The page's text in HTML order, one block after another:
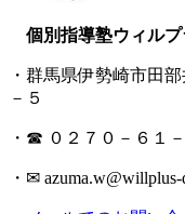
個別指導塾ウィルプ
・群馬県伊勢崎市田
－５
・☎ ０２７０－６１
・✉ azuma.w@willplus-